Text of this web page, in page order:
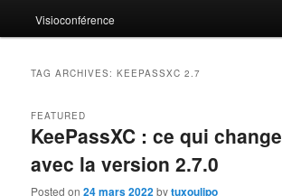
Visioconférence
TAG ARCHIVES:KEEPASSXC 2.7
KeePassXC : ce qui change
avec la version 2.7.0
FEATURED
Posted on24 mars 2022bytuxoulipo